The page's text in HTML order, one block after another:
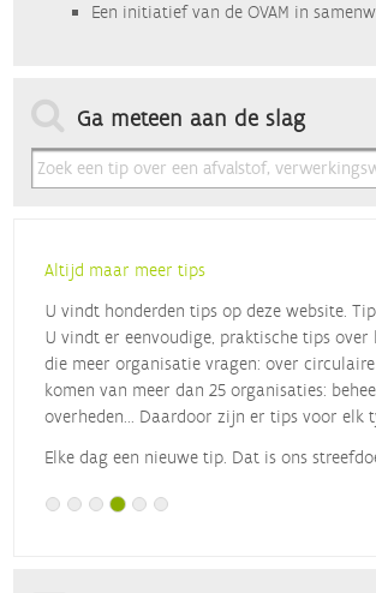
Een initiatief van de OVAM in
Ga meteen aan de slag
Altijd maar meer tips
U vindt honderden tips op deze website.
U vindt er eenvoudige, praktische tips
die meer organisatie vragen: over
komen van meer dan 25 organisaties:
overheden... Daardoor zijn er tips voor
Elke dag een nieuwe tip. Dat is ons